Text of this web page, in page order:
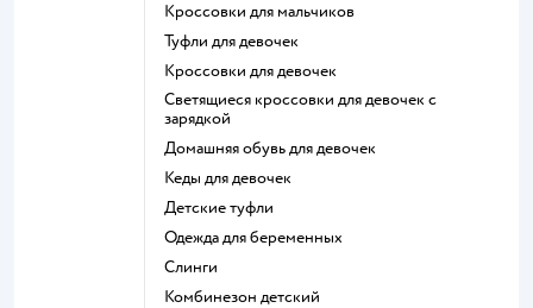
Кроссовки для мальчиков
Туфли для девочек
Кроссовки для девочек
Светящиеся кроссовки для девочек с
зарядкой
Домашняя обувь для девочек
Кеды для девочек
Детские туфли
Одежда для беременных
Слинги
Комбинезон детский